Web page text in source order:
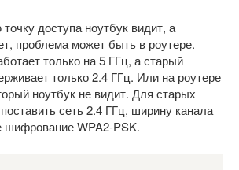
доступа ноутбук видит, а
проблема может быть в роутере.
только на 5 ГГц, а старый
только 2.4 ГГц. Или на роутере
ноутбук не видит. Для старых
сеть 2.4 ГГц, ширину канала
WPA2-PSK.